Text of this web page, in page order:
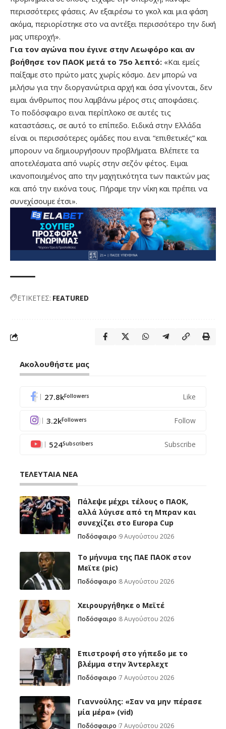
περισσότερες φάσεις. Αν εξαιρέσω το γκολ και μια φάση
ακόμα, περιορίστηκε στο να αντέξει περισσότερο την δική
μας υπεροχή».
Για τον αγώνα που έγινε στην Λεωφόρο και αν
βοήθησε τον ΠΑΟΚ μετά το 75ο λεπτό: «Και εμείς
παίξαμε στο πρώτο ματς χωρίς κόσμο. Δεν μπορώ να
μιλήσω για την διοργανώτρια αρχή και όσα γίνονται, δεν
ειμαι άνθρωπος που λαμβάνω μέρος στις αποφάσεις.
Το ποδόσφαιρο ειναι περίπλοκο σε αυτές τις
καταστάσεις, σε αυτό το επίπεδο. Ειδικά στην Ελλάδα
είναι οι περισσότερες ομάδες που ειναι “επιθετικές” και
μπορουν να δημιουργήσουν προβλήματα. Βλέπετε τα
αποτελέσματα από νωρίς στην σεζόν φέτος. Ειμαι
ικανοποιημένος απο την μαχητικότητα των παικτών μας
και από την εικόνα τους. Πήραμε την νίκη και πρέπει να
συνεχίσουμε έτσι».
ΕΤΙΚΕΤΕΣ: FEATURED
Ακολουθήστε μας
27.8kFollowers Like
3.2kFollowers Follow
524Subscribers Subscribe
ΤΕΛΕΥΤΑΙΑ ΝΕΑ
Πάλεψε μέχρι τέλους ο ΠΑΟΚ,
αλλά λύγισε από τη Μπραν και
συνεχίζει στο Europa Cup
Ποδόσφαιρο 9 Αυγούστου 2026
Το μήνυμα της ΠΑΕ ΠΑΟΚ στον
Μεϊτε (pic)
Ποδόσφαιρο 8 Αυγούστου 2026
Χειρουργήθηκε ο Μεϊτέ
Ποδόσφαιρο 8 Αυγούστου 2026
Επιστροφή στο γήπεδο με το
βλέμμα στην Άντερλεχτ
Ποδόσφαιρο 7 Αυγούστου 2026
Γιαννούλης: «Σαν να μην πέρασε
μία μέρα» (vid)
Ποδόσφαιρο 7 Αυγούστου 2026